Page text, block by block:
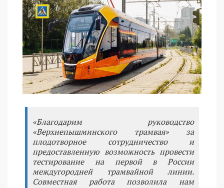
«Благодарим руководство
«Верхнепышминского трамвая» за
плодотворное сотрудничество и
предоставленную возможность провести
тестирование на первой в России
междугородней трамвайной линии.
Совместная работа позволила нам